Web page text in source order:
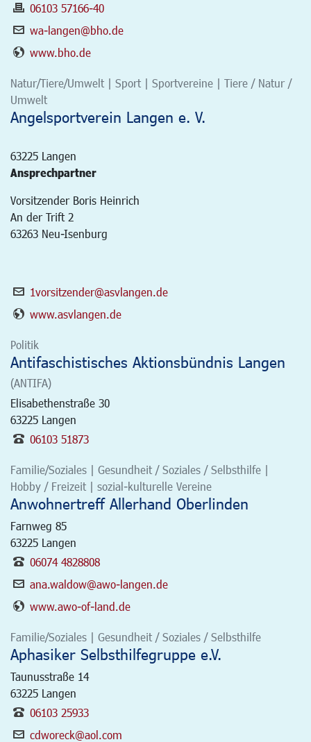
06103 57166-40
wa-langen@bho.de
www.bho.de
Natur/Tiere/Umwelt | Sport | Sportvereine | Tiere / Natur /
Umwelt
Angelsportverein Langen e. V.
63225 Langen
Ansprechpartner
Vorsitzender Boris Heinrich
An der Trift 2
63263 Neu-Isenburg
1vorsitzender@asvlangen.de
www.asvlangen.de
Politik
Antifaschistisches Aktionsbündnis Langen
(ANTIFA)
Elisabethenstraße 30
63225 Langen
06103 51873
Familie/Soziales | Gesundheit / Soziales / Selbsthilfe |
Hobby / Freizeit | sozial-kulturelle Vereine
Anwohnertreff Allerhand Oberlinden
Farnweg 85
63225 Langen
06074 4828808
ana.waldow@awo-langen.de
www.awo-of-land.de
Familie/Soziales | Gesundheit / Soziales / Selbsthilfe
Aphasiker Selbsthilfegruppe e.V.
Taunusstraße 14
63225 Langen
06103 25933
cdworeck@aol.com